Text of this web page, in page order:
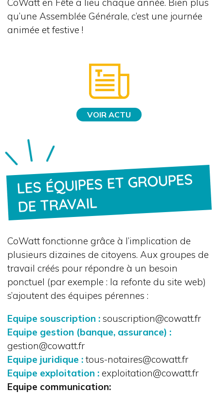
CoWatt en Fête a lieu chaque année. Bien plus
qu’une Assemblée Générale, c’est une journée
animée et festive !
VOIR ACTU
LES ÉQUIPES ET GROUPES
DE TRAVAIL
CoWatt fonctionne grâce à l’implication de
plusieurs dizaines de citoyens. Aux groupes de
travail créés pour répondre à un besoin
ponctuel (par exemple : la refonte du site web)
s’ajoutent des équipes pérennes :
Equipe souscription : souscription@cowatt.fr
Equipe gestion (banque, assurance) :
gestion@cowatt.fr
Equipe juridique : tous-notaires@cowatt.fr
Equipe exploitation : exploitation@cowatt.fr
Equipe communication: